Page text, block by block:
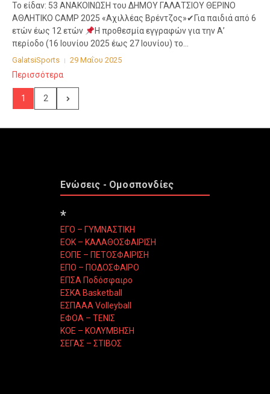
Το είδαν: 53 ΑΝΑΚΟΙΝΩΣΗ του ΔΗΜΟΥ ΓΑΛΑΤΣΙΟΥ ΘΕΡΙΝΟ
ΑΘΛΗΤΙΚΟ CAMP 2025 «Αχιλλέας Βρέντζος»✔Για παιδιά από 6
ετών έως 12 ετών
Η προθεσμία εγγραφών για την Α’
περίοδο (16 Ιουνίου 2025 έως 27 Ιουνίου) το...
GalatsiSports 29 Μαΐου 2025
Περισσότερα
1 2
Ενώσεις - Ομοσπονδίες
*
ΕΓΟ – ΓΥΜΝΑΣΤΙΚΗ
ΕΟΚ – ΚΑΛΑΘΟΣΦΑΙΡΙΣΗ
ΕΟΠΕ – ΠΕΤΟΣΦΑΙΡΙΣΗ
ΕΠΟ – ΠΟΔΟΣΦΑΙΡΟ
ΕΠΣΑ Ποδόσφαιρο
ΕΣΚΑ Basketball
ΕΣΠΑΑΑ Volleyball
ΕΦΟΑ – ΤΕΝΙΣ
ΚΟΕ – ΚΟΛΥΜΒΗΣΗ
ΣΕΓΑΣ – ΣΤΙΒΟΣ